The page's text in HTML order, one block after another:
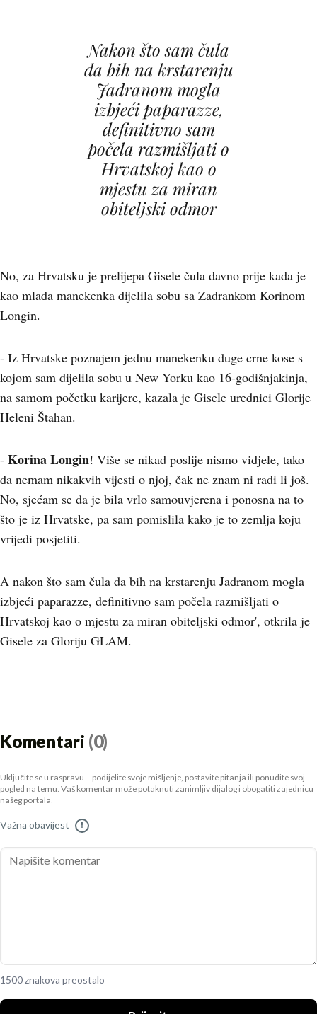
Nakon što sam čula
da bih na krstarenju
Jadranom mogla
izbjeći paparazze,
definitivno sam
počela razmišljati o
Hrvatskoj kao o
mjestu za miran
obiteljski odmor
No, za Hrvatsku je prelijepa Gisele čula davno prije kada je
kao mlada manekenka dijelila sobu sa Zadrankom Korinom
Longin.
- Iz Hrvatske poznajem jednu manekenku duge crne kose s
kojom sam dijelila sobu u New Yorku kao 16-godišnjakinja,
na samom početku karijere, kazala je Gisele urednici Glorije
Heleni Štahan.
- Korina Longin! Više se nikad poslije nismo vidjele, tako
da nemam nikakvih vijesti o njoj, čak ne znam ni radi li još.
No, sjećam se da je bila vrlo samouvjerena i ponosna na to
što je iz Hrvatske, pa sam pomislila kako je to zemlja koju
vrijedi posjetiti.
A nakon što sam čula da bih na krstarenju Jadranom mogla
izbjeći paparazze, definitivno sam počela razmišljati o
Hrvatskoj kao o mjestu za miran obiteljski odmor', otkrila je
Gisele za Gloriju GLAM.
Komentari (0)
Uključite se u raspravu – podijelite svoje mišljenje, postavite pitanja ili ponudite svoj
pogled na temu. Vaš komentar može potaknuti zanimljiv dijalog i obogatiti zajednicu
našeg portala.
Važna obavijest !
1500 znakova preostalo